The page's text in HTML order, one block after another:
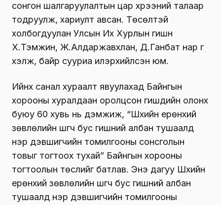
сонгон шалгаруулалтын цар хүрээний талаар
тодруулж, хариулт авсан. Төсөлтэй
холбогдуулан Улсын Их Хурлын гишүүн
Х.Тэмүүжин, Ж.Алдаржавхлан, Д.Ганбат нар үг
хэлж, байр сууриа илэрхийлсэн юм.
Ийнхүү санал хураалт явуулахад Байнгын
хорооны хуралдаан оролцсон гишүүдийн олонх
буюу 60 хувь нь дэмжиж, “Шүүхийн ерөнхий
зөвлөлийн шүүгч бус гишүүний албан тушаалд
нэр дэвшигчийн томилгооны сонсголын
товыг тогтоох тухай” Байнгын хорооны
тогтоолын төслийг батлав. Энэ дагуу Шүүхийн
ерөнхий зөвлөлийн шүүгч бус гишүүний албан
тушаалд нэр дэвшигчийн томилгооны